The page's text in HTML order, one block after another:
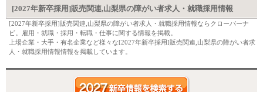
[2027年新卒採用]販売関連,山梨県の障がい者求人・就職採用情報
[2027年新卒採用]販売関連,山梨県の障がい者求人・就職採用情報ならクローバーナ
ビ。雇用・就職・採用・転職・仕事に関する情報を掲載。
上場企業・大手・有名企業など様々な[2027年新卒採用]販売関連,山梨県の障がい者求
人・就職採用情報情報を掲載しています。